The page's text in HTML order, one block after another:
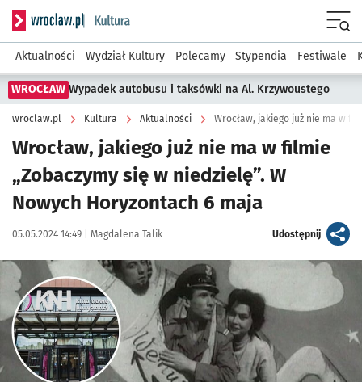
Serwis informacyjny wroclaw.pl podserwis: Kultura
Aktualności Wydział Kultury Polecamy Stypendia Festiwale
WROCŁAW Wypadek autobusu i taksówki na Al. Krzywoustego
wroclaw.pl Kultura Aktualności
Wrocław, jakiego już nie ma w filmie
„Zobaczymy się w niedzielę”. W
Nowych Horyzontach 6 maja
Data publikacji:
05.05.2024 14:49 | Autor:
Magdalena Talik Udostępnijartykuł
Kliknij, aby powiększyć